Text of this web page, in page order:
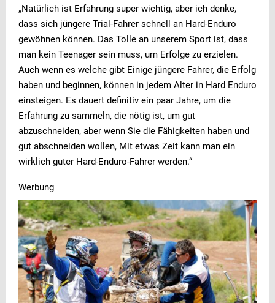
„Natürlich ist Erfahrung super wichtig, aber ich denke,
dass sich jüngere Trial-Fahrer schnell an Hard-Enduro
gewöhnen können. Das Tolle an unserem Sport ist, dass
man kein Teenager sein muss, um Erfolge zu erzielen.
Auch wenn es welche gibt Einige jüngere Fahrer, die Erfolg
haben und beginnen, können in jedem Alter in Hard Enduro
einsteigen. Es dauert definitiv ein paar Jahre, um die
Erfahrung zu sammeln, die nötig ist, um gut
abzuschneiden, aber wenn Sie die Fähigkeiten haben und
gut abschneiden wollen, Mit etwas Zeit kann man ein
wirklich guter Hard-Enduro-Fahrer werden.“
Werbung